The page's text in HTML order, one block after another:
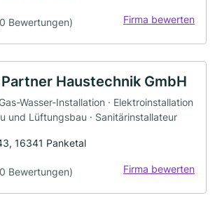
Bewertungen) Firma bewerten
Haustechnik GmbH
Wasser-Installation · Elektroinstallation
und Lüftungsbau · Sanitärinstallateur
16341 Panketal
Bewertungen) Firma bewerten